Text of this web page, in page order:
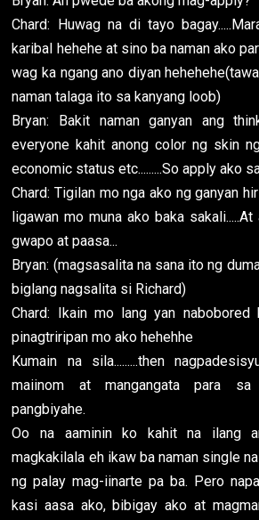
Chard: Huwag na di tayo
karibal hehehe at sino ba naman ako
wag ka ngang ano diyan
naman talaga ito sa kanyang loob)
Bryan: Bakit naman ganyan ang
everyone kahit anong color ng skin
economic status etc.........So apply ako
Chard: Tigilan mo nga ako ng ganyan
ligawan mo muna ako baka
gwapo at paasa...
Bryan: (magsasalita na sana ito ng
biglang nagsalita si Richard)
Chard: Ikain mo lang yan
pinagtriripan mo ako hehehhe
Kumain na sila.........then
maiinom at mangangata para
pangbiyahe.
Oo na aaminin ko kahit na ilang
magkakilala eh ikaw ba naman single
ng palay mag-iinarte pa ba. Pero
kasi aasa ako, bibigay ako at